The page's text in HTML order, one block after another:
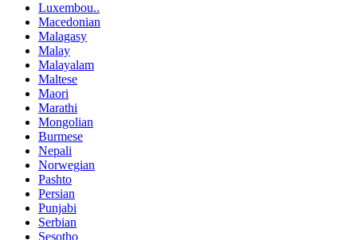
Luxembou..
Macedonian
Malagasy
Malay
Malayalam
Maltese
Maori
Marathi
Mongolian
Burmese
Nepali
Norwegian
Pashto
Persian
Punjabi
Serbian
Sesotho